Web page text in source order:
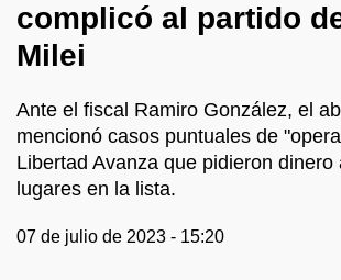
complicó al partido
Milei
Ante el fiscal Ramiro González, el
mencionó casos puntuales de
Libertad Avanza que pidieron dinero
lugares en la lista.
07 de julio de 2023 - 15:20